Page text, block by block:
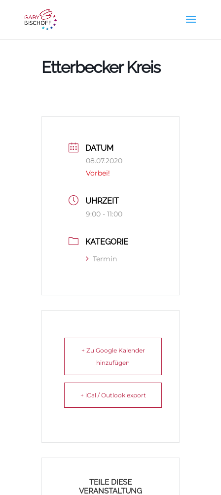
Etterbecker Kreis
DATUM
08.07.2020
Vorbei!
UHRZEIT
9:00 - 11:00
KATEGORIE
Termin
+ Zu Google Kalender
hinzufügen
+ iCal / Outlook export
TEILE DIESE
VERANSTALTUNG